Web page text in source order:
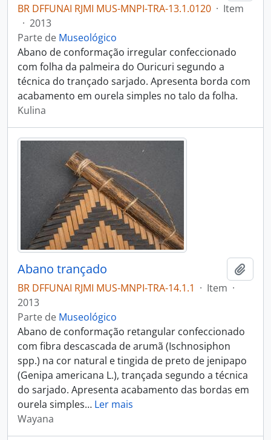
BR DFFUNAI RJMI MUS-MNPI-TRA-13.1.0120 · Item
· 2013
Parte de Museológico
Abano de conformação irregular confeccionado
com folha da palmeira do Ouricuri segundo a
técnica do trançado sarjado. Apresenta borda com
acabamento em ourela simples no talo da folha.
Kulina
Abano trançado
BR DFFUNAI RJMI MUS-MNPI-TRA-14.1.1 · Item ·
2013
Parte de Museológico
Abano de conformação retangular confeccionado
com fibra descascada de arumã (Ischnosiphon
spp.) na cor natural e tingida de preto de jenipapo
(Genipa americana L.), trançada segundo a técnica
do sarjado. Apresenta acabamento das bordas em
ourela simples… Ler mais
Wayana